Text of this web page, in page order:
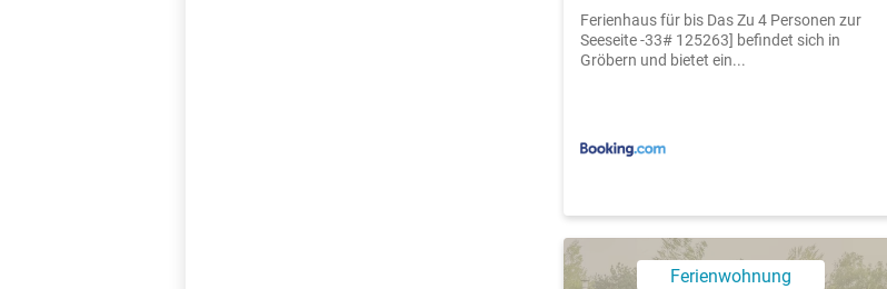
Ferienhaus für bis Das Zu 4 Personen zur
Seeseite -33# 125263] befindet sich in
Gröbern und bietet ein...
Ferienwohnung